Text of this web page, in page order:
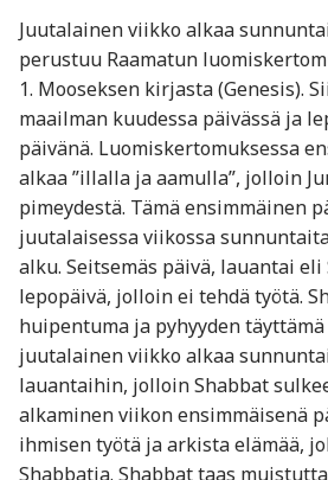
Juutalainen viikko alkaa
perustuu Raamatun
1. Mooseksen kirjasta (Genesis).
maailman kuudessa päivässä ja
päivänä. Luomiskertomuksessa
alkaa ”illalla ja aamulla”, jolloin
pimeydestä. Tämä ensimmäinen
juutalaisessa viikossa
alku. Seitsemäs päivä, lauantai eli
lepopäivä, jolloin ei tehdä työtä.
huipentuma ja pyhyyden täyttämä
juutalainen viikko alkaa
lauantaihin, jolloin Shabbat
alkaminen viikon ensimmäisenä
ihmisen työtä ja arkista elämää,
Shabbatia. Shabbat taas